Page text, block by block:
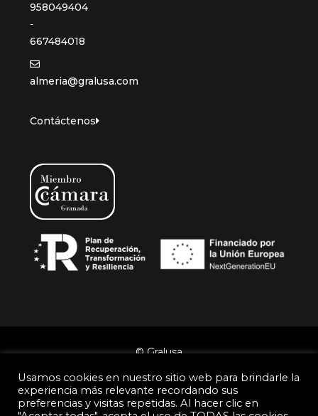
958049404
-
667484018
almeria@gralusa.com
Contáctenos
© Gralusa
Política de Privacidad Aviso legal
Usamos cookies en nuestro sitio web para brindarle la
experiencia más relevante recordando sus
preferencias y visitas repetidas. Al hacer clic en